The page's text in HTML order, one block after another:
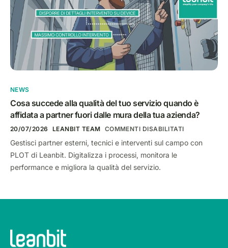
NEWS
Cosa succede alla qualità del tuo servizio quando è
affidata a partner fuori dalle mura della tua azienda?
20/07/2026 LEANBIT TEAM COMMENTI DISABILITATI
Gestisci partner esterni, tecnici e interventi sul campo con
PLOT di Leanbit. Digitalizza i processi, monitora le
performance e migliora la qualità del servizio.